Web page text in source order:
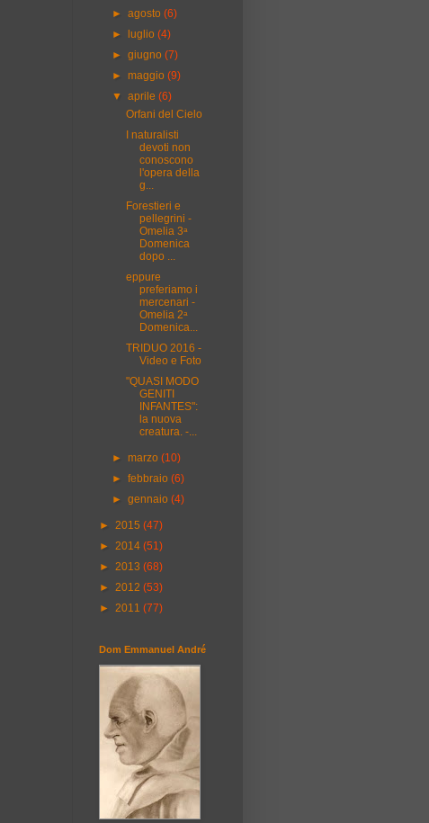
►agosto(6)
►
luglio(4)
►giugno(7)
►maggio(9)
▼aprile(6)
Orfani del Cielo
I naturalisti
devoti non
conoscono
l'opera della
g...
Forestieri e
pellegrini -
Omelia 3ᵃ
Domenica
dopo ...
eppure
preferiamo i
mercenari -
Omelia 2ᵃ
Domenica...
TRIDUO 2016 -
Video e Foto
"QUASI MODO
GENITI
INFANTES":
la nuova
creatura. -...
►marzo(10)
►febbraio(6)
►gennaio(4)
► 2015 (47)
► 2014 (51)
► 2013 (68)
► 2012 (53)
► 2011 (77)
Dom Emmanuel André